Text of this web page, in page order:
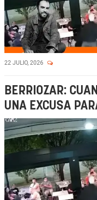
22 JULIO, 2026
BERRIOZAR:
UNA EXCUSA